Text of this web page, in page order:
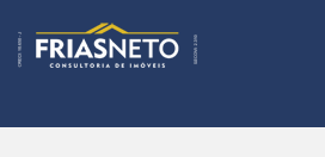
t